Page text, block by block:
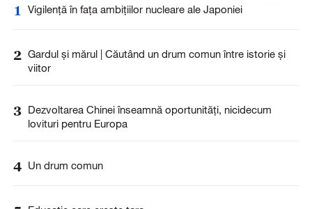
1 Vigilență în fața ambițiilor nucleare ale Japoniei
2 Gardul și mărul | Căutând un drum comun între istorie și
viitor
3 Dezvoltarea Chinei înseamnă oportunități, nicidecum
lovituri pentru Europa
4 Un drum comun